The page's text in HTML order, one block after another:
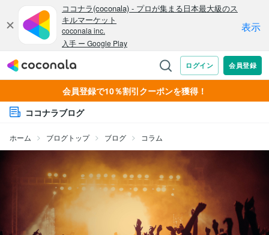
会員登録で10％割引クーポンを獲得！
ココナラブログ
ホーム ブログトップ ブログ コラム